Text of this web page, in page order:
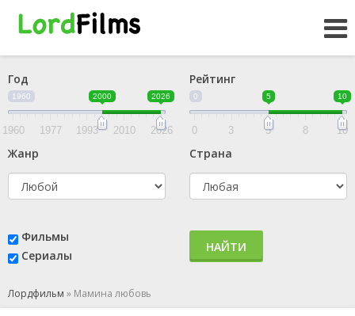
Год
1960 2000 2026
1960 1977 1993 2010 2026
Рейтинг
0 5 10
0 3 5 8 10
Жанр Страна
Фильмы
Сериалы
НАЙТИ
Лордфильм » Мамина любовь